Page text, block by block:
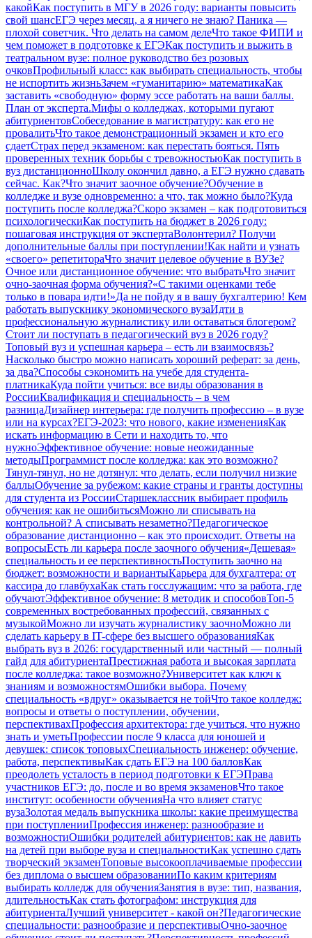
какойКак поступить в МГУ в 2026 году: варианты повысить
свой шансЕГЭ через месяц, а я ничего не знаю? Паника —
плохой советчик. Что делать на самом делеЧто такое ФИПИ и
чем поможет в подготовке к ЕГЭКак поступить и выжить в
театральном вузе: полное руководство без розовых
очковПрофильный класс: как выбирать специальность, чтобы
не испортить жизньЗачем «гуманитарию» математикаКак
заставить «свободную» форму эссе работать на ваши баллы.
План от эксперта.Мифы о колледжах, которыми пугают
абитуриентовСобеседование в магистратуру: как его не
провалитьЧто такое демонстрационный экзамен и кто его
сдаетСтрах перед экзаменом: как перестать бояться. Пять
проверенных техник борьбы с тревожностьюКак поступить в
вуз дистанционноШколу окончил давно, а ЕГЭ нужно сдавать
сейчас. Как?Что значит заочное обучение?Обучение в
колледже и вузе одновременно: а что, так можно было?Куда
поступить после колледжа?Скоро экзамен – как подготовиться
психологическиКак поступить на бюджет в 2026 году:
пошаговая инструкция от экспертаВолонтерил? Получи
дополнительные баллы при поступлении!Как найти и узнать
«своего» репетитораЧто значит целевое обучение в ВУЗе?
Очное или дистанционное обучение: что выбратьЧто значит
очно-заочная форма обучения?«С такими оценками тебе
только в повара идти!»Да не пойду я в вашу бухгалтерию! Кем
работать выпускнику экономического вузаИдти в
профессиональную журналистику или оставаться блогером?
Стоит ли поступать в педагогический вуз в 2026 году?
Топовый вуз и успешная карьера – есть ли взаимосвязь?
Насколько быстро можно написать хороший реферат: за день,
за два?Способы сэкономить на учебе для студента-
платникаКуда пойти учиться: все виды образования в
РоссииКвалификация и специальность – в чем
разницаДизайнер интерьера: где получить профессию – в вузе
или на курсах?ЕГЭ-2023: что нового, какие измененияКак
искать информацию в Сети и находить то, что
нужноЭффективное обучение: новые неожиданные
методыПрограммист после колледжа: как это возможно?
Тянул-тянул, но не дотянул: что делать, если получил низкие
баллыОбучение за рубежом: какие страны и гранты доступны
для студента из РоссииСтаршеклассник выбирает профиль
обучения: как не ошибитьсяМожно ли списывать на
контрольной? А списывать незаметно?Педагогическое
образование дистанционно – как это происходит. Ответы на
вопросыЕсть ли карьера после заочного обучения«Дешевая»
специальность и ее перспективностьПоступить заочно на
бюджет: возможности и вариантыКарьера для бухгалтера: от
кассира до главбухаКак стать госслужащим: что за работа, где
обучаютЭффективное обучение: 8 методик и способовТоп-5
современных востребованных профессий, связанных с
музыкойМожно ли изучать журналистику заочноМожно ли
сделать карьеру в IT-сфере без высшего образованияКак
выбрать вуз в 2026: государственный или частный — полный
гайд для абитуриентаПрестижная работа и высокая зарплата
после колледжа: такое возможно?Университет как ключ к
знаниям и возможностямОшибки выбора. Почему
специальность «вдруг» оказывается не тойЧто такое колледж:
вопросы и ответы о поступлении, обучении,
перспективахПрофессия архитектора: где учиться, что нужно
знать и уметьПрофессии после 9 класса для юношей и
девушек: список топовыхСпециальность инженер: обучение,
работа, перспективыКак сдать ЕГЭ на 100 балловКак
преодолеть усталость в период подготовки к ЕГЭПрава
участников ЕГЭ: до, после и во время экзаменовЧто такое
институт: особенности обученияНа что влияет статус
вузаЗолотая медаль выпускника школы: какие преимущества
при поступленииПрофессия инженер: разнообразие и
возможностиОшибки родителей абитуриентов: как не давить
на детей при выборе вуза и специальностиКак успешно сдать
творческий экзаменТоповые высокооплачиваемые профессии
без диплома о высшем образованииПо каким критериям
выбирать колледж для обученияЗанятия в вузе: тип, названия,
длительностьКак стать фотографом: инструкция для
абитуриентаЛучший университет - какой он?Педагогические
специальности: разнообразие и перспективыОчно-заочное